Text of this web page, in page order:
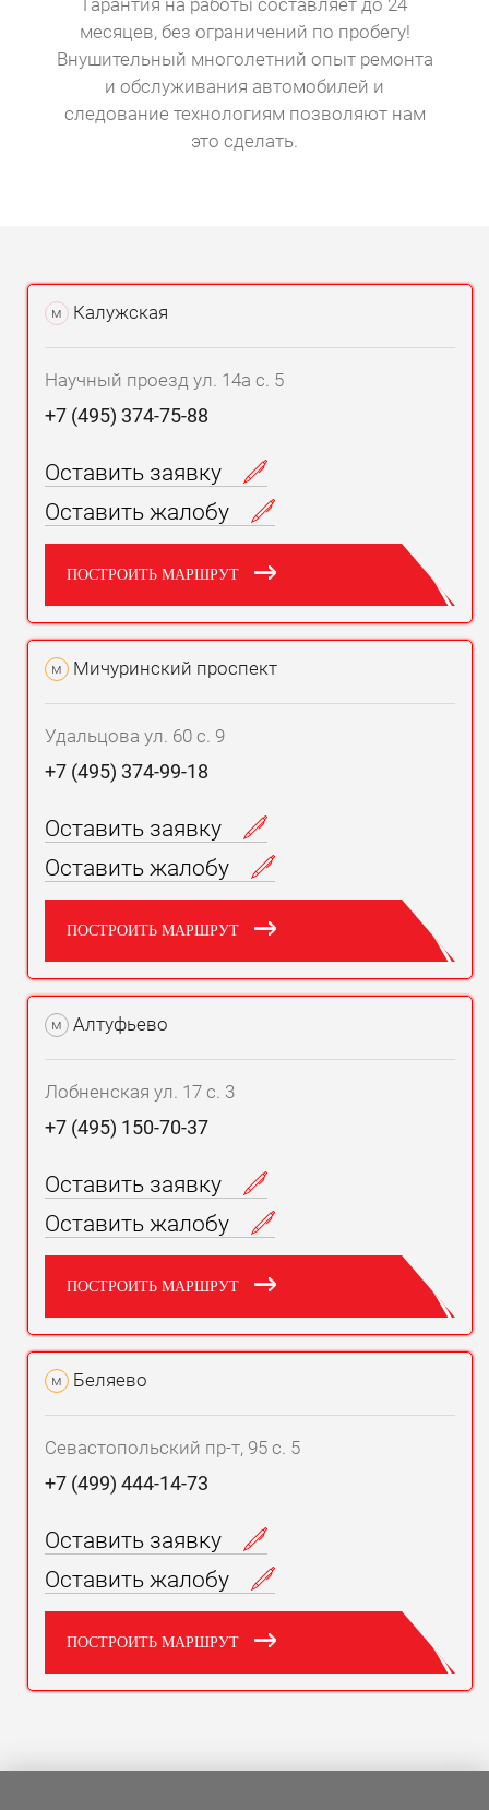
повышенной прочностью. Иначе очень скоро
места стыковки начнут покрываться ржавчиной.
Аргонная сварка деталей автомобиля значительно
повышает стойкость швов к воздействию
Гарантия на работы составляет до 24
месяцев, без ограничений по пробегу!
Внушительный многолетний опыт ремонта
и обслуживания автомобилей и
следование технологиям позволяют нам
это сделать.
м Калужская
Научный проезд ул. 14а с. 5
+7 (495) 374-75-88
Оставить заявку
Оставить жалобу
ПОСТРОИТЬ МАРШРУТ
м Мичуринский проспект
Удальцова ул. 60 с. 9
+7 (495) 374-99-18
Оставить заявку
Оставить жалобу
ПОСТРОИТЬ МАРШРУТ
м Алтуфьево
Лобненская ул. 17 с. 3
+7 (495) 150-70-37
Оставить заявку
Оставить жалобу
ПОСТРОИТЬ МАРШРУТ
м Беляево
Севастопольский пр-т, 95 с. 5
+7 (499) 444-14-73
Оставить заявку
Оставить жалобу
ПОСТРОИТЬ МАРШРУТ